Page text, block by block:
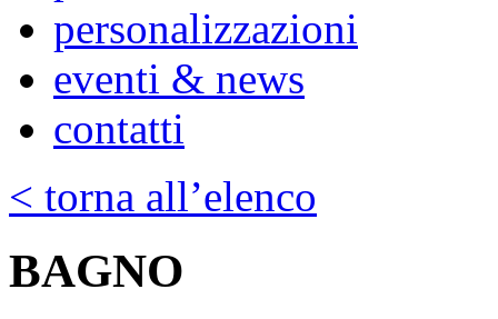
personalizzazioni
eventi & news
contatti
< torna all’elenco
BAGNO